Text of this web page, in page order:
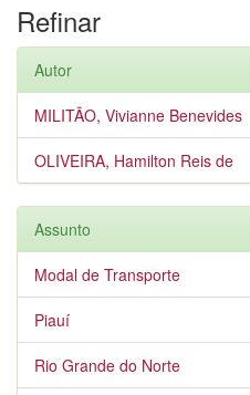
Refinar
Autor
MILITÃO, Vivianne Benevides
OLIVEIRA, Hamilton Reis de
Assunto
Modal de Transporte
Piauí
Rio Grande do Norte